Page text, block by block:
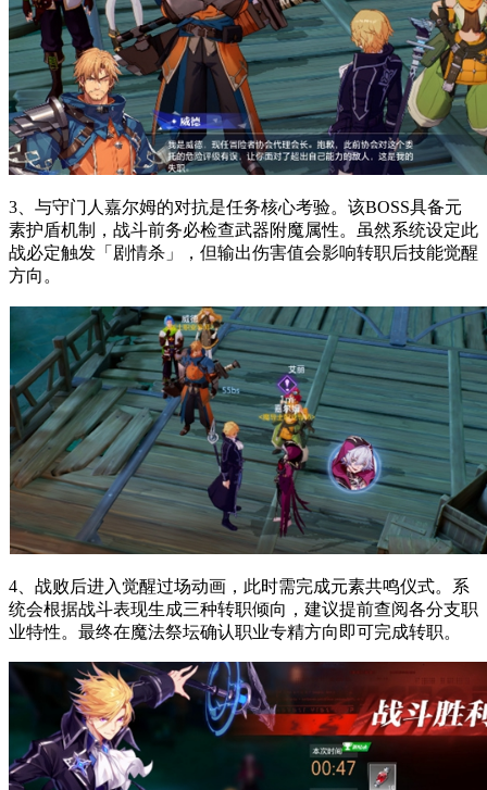
3、与守门人嘉尔姆的对抗是任务核心考验。该BOSS具备元
素护盾机制，战斗前务必检查武器附魔属性。虽然系统设定此
战必定触发「剧情杀」，但输出伤害值会影响转职后技能觉醒
方向。
4、战败后进入觉醒过场动画，此时需完成元素共鸣仪式。系
统会根据战斗表现生成三种转职倾向，建议提前查阅各分支职
业特性。最终在魔法祭坛确认职业专精方向即可完成转职。